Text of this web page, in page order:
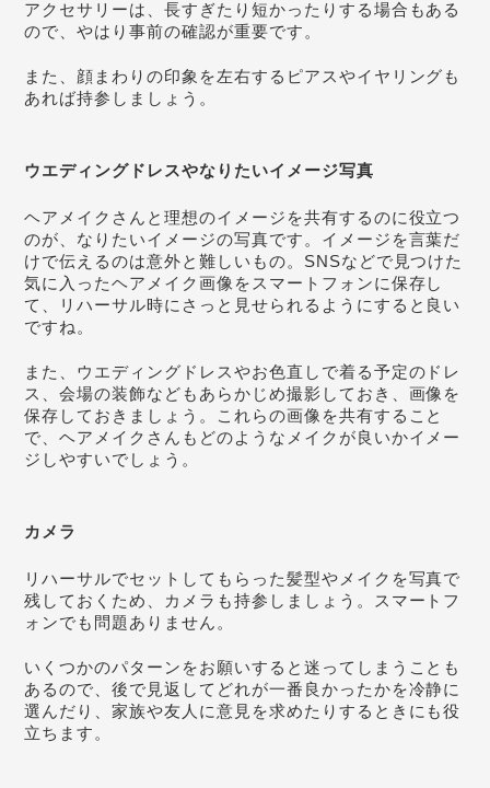
アクセサリーは、長すぎたり短かったりする場合もある
ので、やはり事前の確認が重要です。
また、顔まわりの印象を左右するピアスやイヤリングも
あれば持参しましょう。
ウエディングドレスやなりたいイメージ写真
ヘアメイクさんと理想のイメージを共有するのに役立つ
のが、なりたいイメージの写真です。イメージを言葉だ
けで伝えるのは意外と難しいもの。SNSなどで見つけた
気に入ったヘアメイク画像をスマートフォンに保存し
て、リハーサル時にさっと見せられるようにすると良い
ですね。
また、ウエディングドレスやお色直しで着る予定のドレ
ス、会場の装飾などもあらかじめ撮影しておき、画像を
保存しておきましょう。これらの画像を共有すること
で、ヘアメイクさんもどのようなメイクが良いかイメー
ジしやすいでしょう。
カメラ
リハーサルでセットしてもらった髪型やメイクを写真で
残しておくため、カメラも持参しましょう。スマートフ
ォンでも問題ありません。
いくつかのパターンをお願いすると迷ってしまうことも
あるので、後で見返してどれが一番良かったかを冷静に
選んだり、家族や友人に意見を求めたりするときにも役
立ちます。